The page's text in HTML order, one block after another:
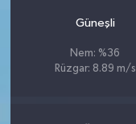
Güneşli
Nem: %36
Rüzgar: 8.89 m/s